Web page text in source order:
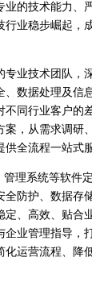
业的技术能力、
行业稳步崛起，
专业技术团队，
数据处理及信
不同行业客户的
，从需求调研
全流程一站式
理系统等软件
全防护、数据存
、高效、贴合
企业管理指导，
运营流程、降